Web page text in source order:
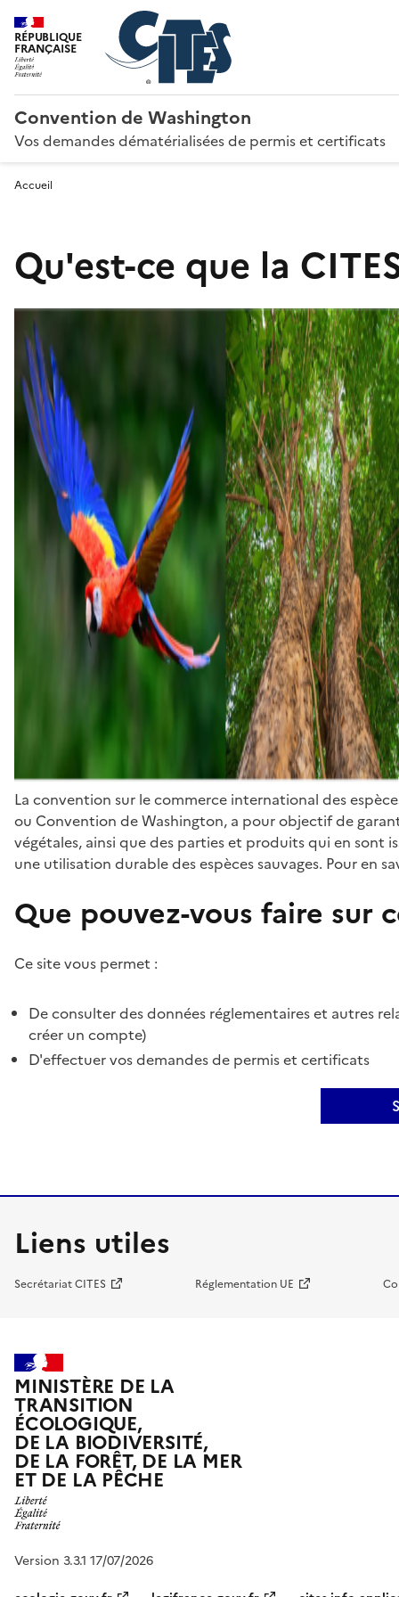
RÉPUBLIQUE
FRANÇAISE
Convention de Washington
Vos demandes dématérialisées de permis et certificats
Accueil
Qu'est-ce que la
La convention sur le commerce international des
ou Convention de Washington, a pour objectif de
végétales, ainsi que des parties et produits qui en sont
une utilisation durable des espèces sauvages. Pour en
Que pouvez-vous faire sur
Ce site vous permet :
De consulter des données réglementaires et autres
créer un compte)
D'effectuer vos demandes de permis et certificats
Liens utiles
Secrétariat CITES Réglementation UE
MINISTÈRE DE LA
TRANSITION
ÉCOLOGIQUE,
DE LA BIODIVERSITÉ,
DE LA FORÊT, DE LA MER
ET DE LA PÊCHE
Version 3.3.1 17/07/2026